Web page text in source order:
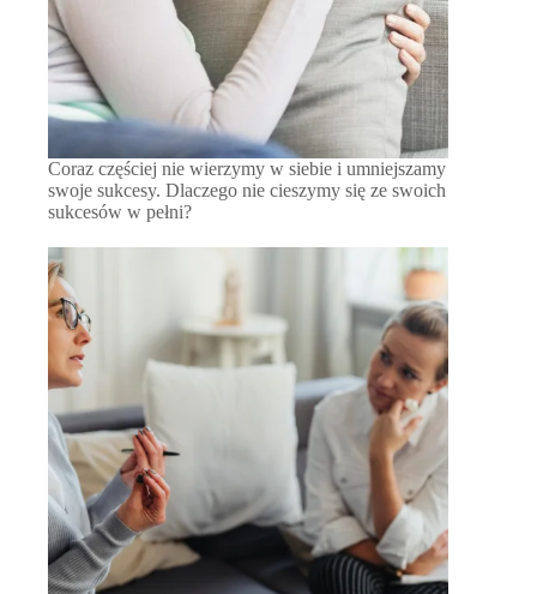
Coraz częściej nie wierzymy w siebie i umniejszamy
swoje sukcesy. Dlaczego nie cieszymy się ze swoich
sukcesów w pełni?